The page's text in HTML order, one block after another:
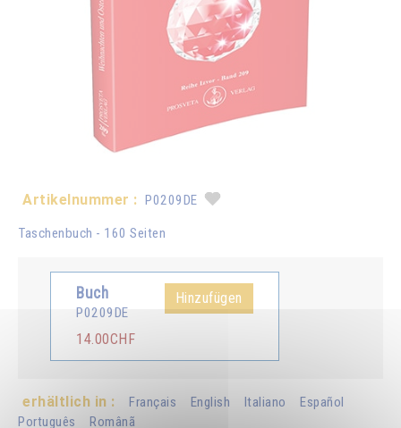
Artikelnummer : P0209DE
Taschenbuch - 160 Seiten
Buch
P0209DE
14.00CHF
Hinzufügen
erhältlich in : Français English Italiano
Español
Português
Românã